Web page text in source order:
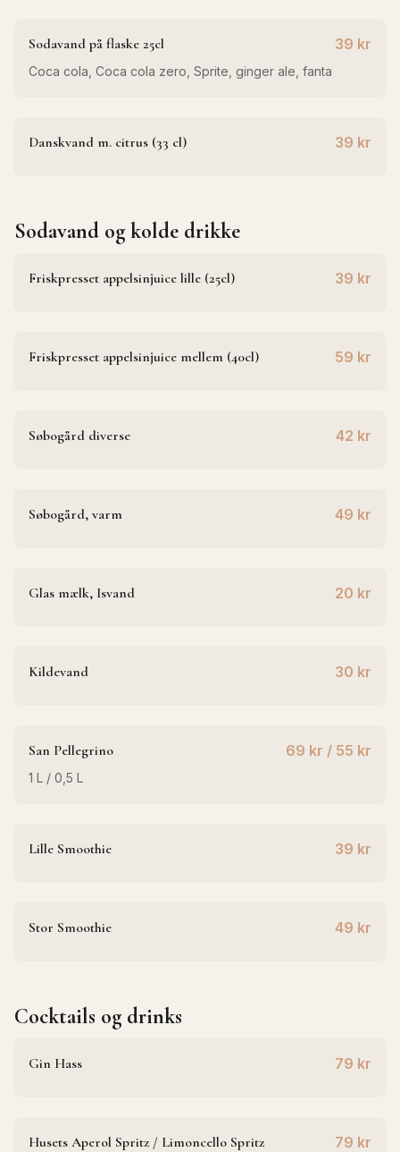
Sodavand på flaske 25cl 39 kr
Coca cola, Coca cola zero, Sprite, ginger ale, fanta
Danskvand m. citrus (33 cl) 39 kr
Sodavand og kolde drikke
Friskpresset appelsinjuice lille (25cl) 39 kr
Friskpresset appelsinjuice mellem (40cl) 59 kr
Søbogård diverse 42 kr
Søbogård, varm 49 kr
Glas mælk, Isvand 20 kr
Kildevand 30 kr
San Pellegrino 69 kr / 55 kr
1 L / 0,5 L
Lille Smoothie 39 kr
Stor Smoothie 49 kr
Cocktails og drinks
Gin Hass 79 kr
Husets Aperol Spritz / Limoncello Spritz 79 kr